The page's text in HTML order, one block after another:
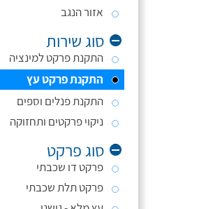
אזור הנגב
סוג שירות
התקנת פרקט למינציה
התקנת פרקט עץ
התקנת פנלים וספים
ניקוי פרקטים ותחזוקה
סוג פרקט
פרקט דו שכבתי
פרקט תלת שכבתי